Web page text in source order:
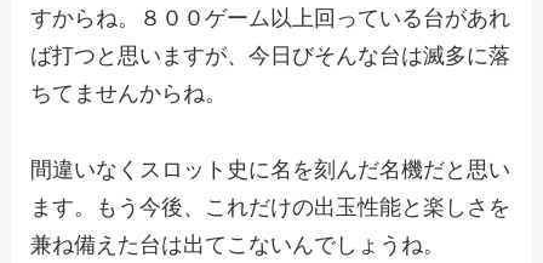
すからね。８００ゲーム以上回っている台があれ
ば打つと思いますが、今日びそんな台は滅多に落
ちてませんからね。
間違いなくスロット史に名を刻んだ名機だと思い
ます。もう今後、これだけの出玉性能と楽しさを
兼ね備えた台は出てこないんでしょうね。